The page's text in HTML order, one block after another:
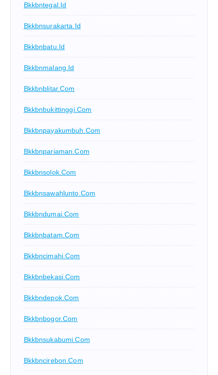
Bkkbntegal.id
Bkkbnsurakarta.id
Bkkbnbatu.id
Bkkbnmalang.id
Bkkbnblitar.com
Bkkbnbukittinggi.com
Bkkbnpayakumbuh.com
Bkkbnpariaman.com
Bkkbnsolok.com
Bkkbnsawahlunto.com
Bkkbndumai.com
Bkkbnbatam.com
Bkkbncimahi.com
Bkkbnbekasi.com
Bkkbndepok.com
Bkkbnbogor.com
Bkkbnsukabumi.com
Bkkbncirebon.com